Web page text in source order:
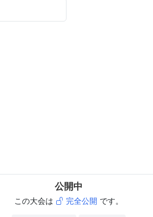
公開中
この大会は 完全公開 です。